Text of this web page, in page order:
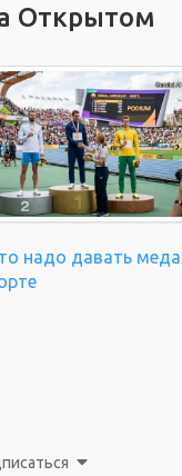
Открытом
надо давать